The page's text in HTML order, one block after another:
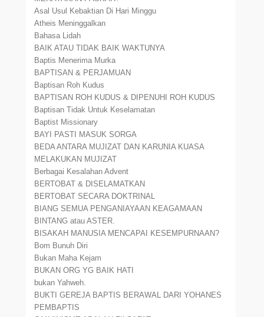
Asal Usul Kebaktian Di Hari Minggu
Atheis Meninggalkan
Bahasa Lidah
BAIK ATAU TIDAK BAIK WAKTUNYA
Baptis Menerima Murka
BAPTISAN & PERJAMUAN
Baptisan Roh Kudus
BAPTISAN ROH KUDUS & DIPENUHI ROH KUDUS
Baptisan Tidak Untuk Keselamatan
Baptist Missionary
BAYI PASTI MASUK SORGA
BEDA ANTARA MUJIZAT DAN KARUNIA KUASA
MELAKUKAN MUJIZAT
Berbagai Kesalahan Advent
BERTOBAT & DISELAMATKAN
BERTOBAT SECARA DOKTRINAL
BIANG SEMUA PENGANIAYAAN KEAGAMAAN
BINTANG atau ASTER.
BISAKAH MANUSIA MENCAPAI KESEMPURNAAN?
Bom Bunuh Diri
Bukan Maha Kejam
BUKAN ORG YG BAIK HATI
bukan Yahweh.
BUKTI GEREJA BAPTIS BERAWAL DARI YOHANES
PEMBAPTIS